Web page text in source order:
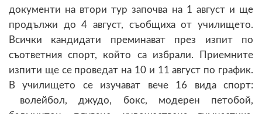
документи на втори тур започва на 1 август и ще
продължи до 4 август, съобщиха от училището.
Всички кандидати преминават през изпит по
съответния спорт, който са избрали. Приемните
изпити ще се проведат на 10 и 11 август по график.
В училището се изучават вече 16 вида спорт:
волейбол, джудо, бокс, модерен петобой,